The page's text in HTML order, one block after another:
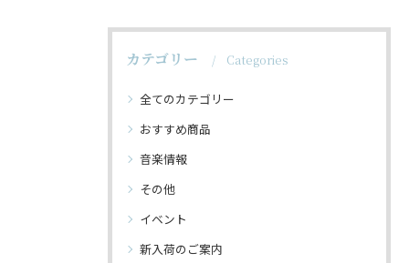
カテゴリー Categories
全てのカテゴリー
おすすめ商品
音楽情報
その他
イベント
新入荷のご案内